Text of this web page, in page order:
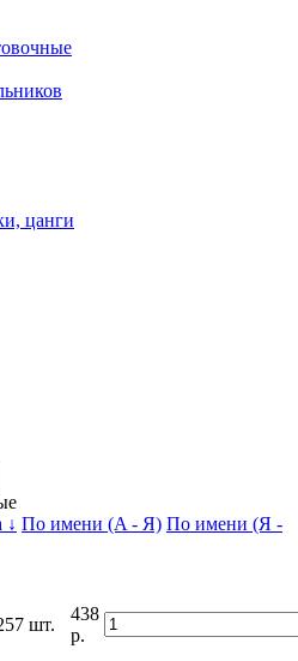
цанги
↓ По имени (A - Я) По имени (Я -
шт.
438
р.